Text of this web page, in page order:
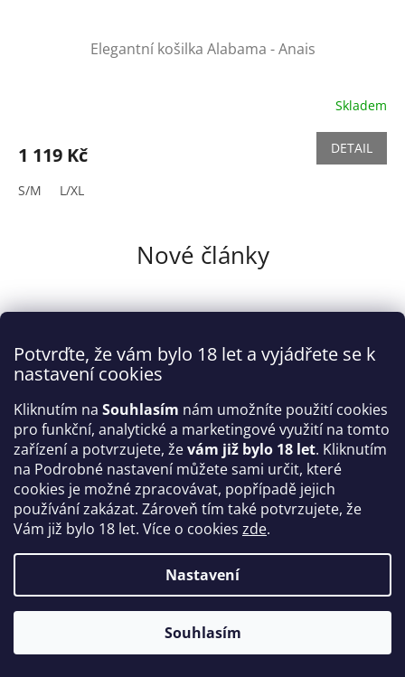
Potvrďte, že vám bylo 18 let a vyjádřete se k
nastavení cookies
Kliknutím na Souhlasím nám umožníte použití cookies
pro funkční, analytické a marketingové využití na tomto
zařízení a potvrzujete, ževám již bylo 18 let. Kliknutím
na Podrobné nastavení můžete sami určit, které
cookies je možné zpracovávat, popřípadě jejich
používání zakázat. Zároveň tím také potvrzujete, že
Vám již bylo 18 let. Více o cookies zde.
Nastavení
Souhlasím
Elegantní košilka Alabama - Anais
Skladem
1 119 Kč DETAIL
S/M L/XL
Nové články
Proč je smích nejlepším afrodiziakem a
jak si do života přidat víc humoru
Smích je jedním z nejsilnějších nástrojů lidské přitažlivosti.